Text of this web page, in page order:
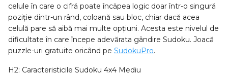
celule în care o cifră poate încăpea logic doar într-o singură
poziție dintr-un rând, coloană sau bloc, chiar dacă acea
celulă pare să aibă mai multe opțiuni. Acesta este nivelul de
dificultate în care începe adevărata gândire Sudoku. Joacă
puzzle-uri gratuite oricând pe SudokuPro.
H2: Caracteristicile Sudoku 4x4 Mediu